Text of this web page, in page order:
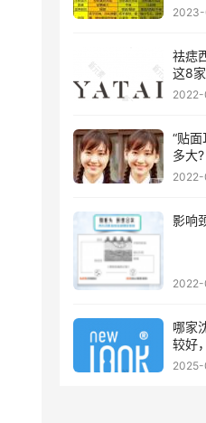
祛痣
这8
“贴
多大?
影响
哪家
较好
得你